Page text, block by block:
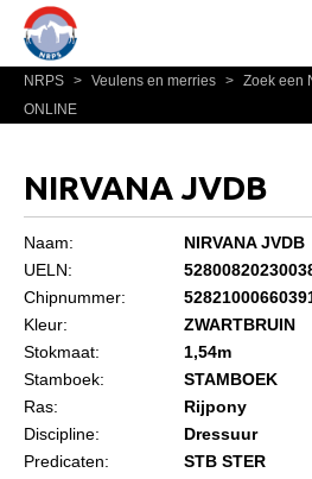
Home
Nieuws
Bestuur NRPS
Informatie
Statuten en reglementen
Privacyverklaring
Algemeen
NRPS > Veulens en merries > Zoek een
ONLINE
NIRVANA JVDB
Naam:
NIRVANA JVDB
UELN:
Chipnummer:
Kleur:
ZWARTBRUIN
Stokmaat:
1,54m
Stamboek:
STAMBOEK
Ras:
Rijpony
Discipline:
Dressuur
Predicaten:
STB STER